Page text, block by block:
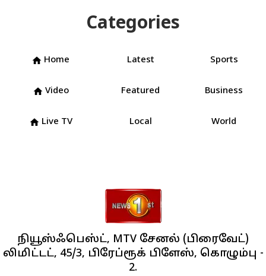
நியூஸ்ஃபெஸ்ட், MTV சேனல் (பிரைவேட்)
லிமிட்டட், 45/3, பிரேப்ரூக் பிளேஸ், கொழும்பு -
2.
Categories
home Home Latest Sports
home Video Featured Business
home Live TV Local World